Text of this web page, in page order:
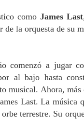
como James Last
la orquesta de su
comenzó a jugar
al bajo hasta
musical. Ahora,
Last. La música
orbe terrestre. Su